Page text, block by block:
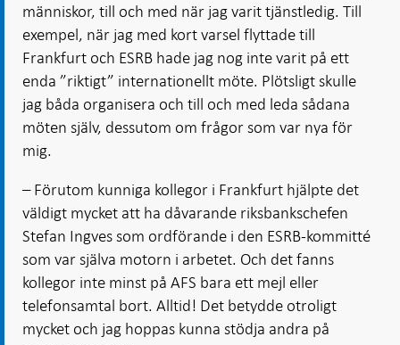
människor, till och med när jag varit tjänstledig. Till
exempel, när jag med kort varsel flyttade till
Frankfurt och ESRB hade jag nog inte varit på ett
enda ”riktigt” internationellt möte. Plötsligt skulle
jag båda organisera och till och med leda sådana
möten själv, dessutom om frågor som var nya för
mig.
– Förutom kunniga kollegor i Frankfurt hjälpte det
väldigt mycket att ha dåvarande riksbankschefen
Stefan Ingves som ordförande i den ESRB-kommitté
som var själva motorn i arbetet. Och det fanns
kollegor inte minst på AFS bara ett mejl eller
telefonsamtal bort. Alltid! Det betydde otroligt
mycket och jag hoppas kunna stödja andra på